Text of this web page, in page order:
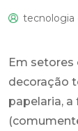
tecnologia
Em setores
decoração
papelaria,